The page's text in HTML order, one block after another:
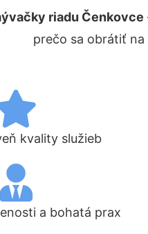
riadu Čenkovce
prečo sa obrátiť na
kvality služieb
a bohatá prax